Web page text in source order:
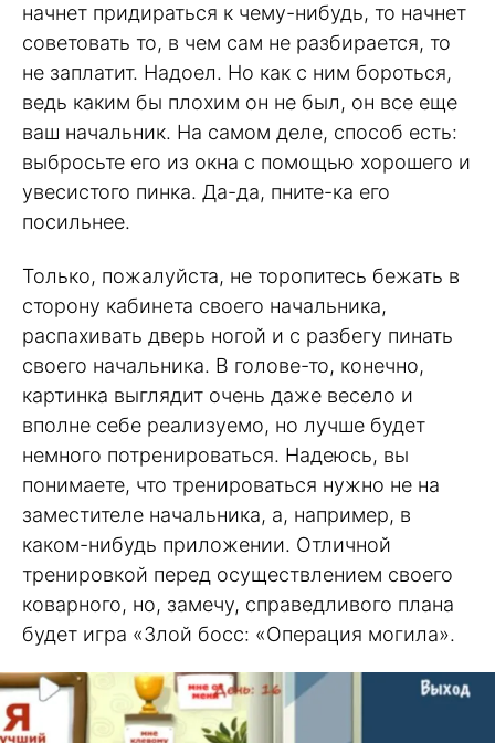
начнет придираться к чему-нибудь, то начнет
советовать то, в чем сам не разбирается, то
не заплатит. Надоел. Но как с ним бороться,
ведь каким бы плохим он не был, он все еще
ваш начальник. На самом деле, способ есть:
выбросьте его из окна с помощью хорошего и
увесистого пинка. Да-да, пните-ка его
посильнее.
Только, пожалуйста, не торопитесь бежать в
сторону кабинета своего начальника,
распахивать дверь ногой и с разбегу пинать
своего начальника. В голове-то, конечно,
картинка выглядит очень даже весело и
вполне себе реализуемо, но лучше будет
немного потренироваться. Надеюсь, вы
понимаете, что тренироваться нужно не на
заместителе начальника, а, например, в
каком-нибудь приложении. Отличной
тренировкой перед осуществлением своего
коварного, но, замечу, справедливого плана
будет игра «Злой босс: «Операция могила».